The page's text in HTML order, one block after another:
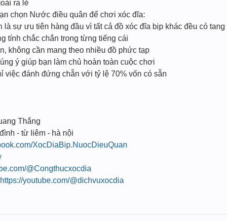
ra lẻ
chọn Nước điều quân để chơi xóc đĩa:
là sự ưu tiên hàng đầu vì tất cả đồ xóc đĩa bịp khác đều có tang
tính chắc chắn trong từng tiếng cái
không cần mang theo nhiều đồ phức tạp
ý giúp bạn làm chủ hoàn toàn cuộc chơi
việc đánh đứng chẵn với tỷ lệ 70% vốn có sẵn
Thắng
- từ liêm - hà nội
XocDiaBip.NuocDieuQuan
@Congthucxocdia
https://youtube.com/@dichvuxocdia